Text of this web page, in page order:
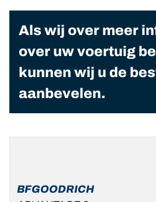
Als wij over meer
over uw voertuig
kunnen wij u de
aanbevelen.
BFGOODRICH